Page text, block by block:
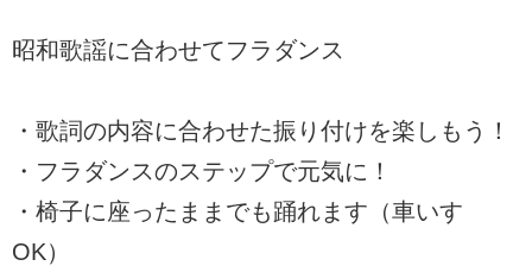
昭和歌謡に合わせてフラダンス
・歌詞の内容に合わせた振り付けを楽しもう！
・フラダンスのステップで元気に！
・椅子に座ったままでも踊れます（車いす
OK）